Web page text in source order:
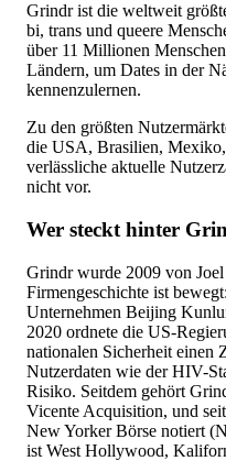
Grindr ist die weltweit
bi, trans und queere
über 11 Millionen
Ländern, um Dates in der
kennenzulernen.
Zu den größten
die USA, Brasilien,
verlässliche aktuelle
nicht vor.
Wer steckt hinter
Grindr wurde 2009 von
Firmengeschichte ist
Unternehmen Beijing
2020 ordnete die US-
nationalen Sicherheit einen
Nutzerdaten wie der HIV-
Risiko. Seitdem gehört
Vicente Acquisition, und
New Yorker Börse notiert
ist West Hollywood,